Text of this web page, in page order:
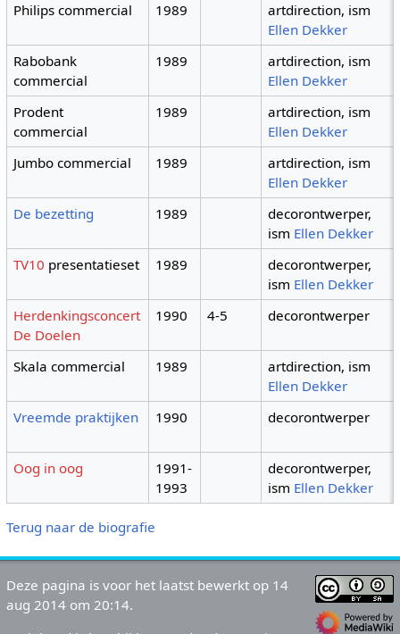
Philips commercial 1989
artdirection, ism
Ellen Dekker
Rabobank
commercial
1989
artdirection, ism
Ellen Dekker
Prodent
commercial
1989
artdirection, ism
Ellen Dekker
Jumbo commercial
1989
artdirection, ism
Ellen Dekker
De bezetting
1989
decorontwerper,
ism Ellen Dekker
TV10 presentatieset 1989
decorontwerper,
ism Ellen Dekker
Herdenkingsconcert
De Doelen
1990 4-5 decorontwerper
Skala commercial 1989
artdirection, ism
Ellen Dekker
Vreemde praktijken
1990 decorontwerper
Oog in oog
1991-
1993
decorontwerper,
ism Ellen Dekker
Terug naar de biografie
Deze pagina is voor het laatst bewerkt op 14
aug 2014 om 20:14.